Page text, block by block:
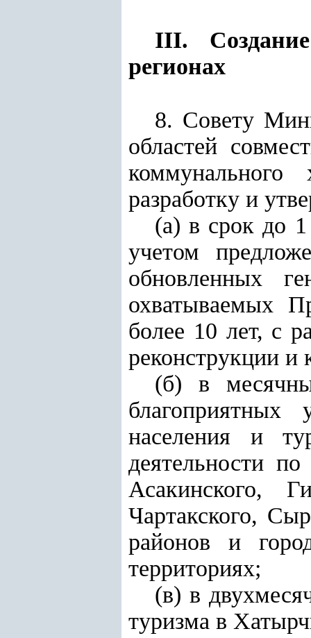
III.
регионах
8. Совету
областей
разработку и
(а) в срок до
учетом
обновленных
охватываемых
более 10 лет, с
реконструкции и
(б) в
населения и
деятельности
Асакинского,
Чартакского,
районов и
территориях;
(в) в
туризма в